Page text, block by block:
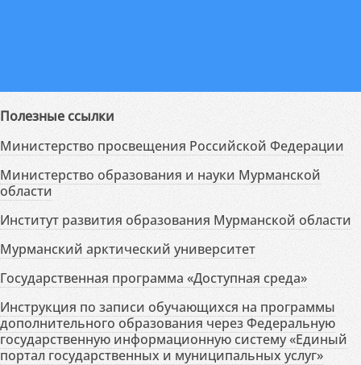
Полезные ссылки
Министерство просвещения Российской Федерации
Министерство образования и науки Мурманской
области
Институт развития образования Мурманской области
Мурманский арктический университет
Государственная программа «Доступная среда»
Инструкция по записи обучающихся на программы
дополнительного образования через Федеральную
государственную информационную систему «Единый
портал государственных и муниципальных услуг»